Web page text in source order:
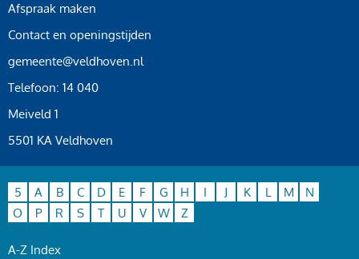
Afspraak maken
Contact en openingstijden
gemeente@veldhoven.nl
Telefoon: 14 040
Meiveld 1
5501 KA Veldhoven
5 A B C D E F G H I J K L M
N
O
P R S T U V W Z
A-Z Index